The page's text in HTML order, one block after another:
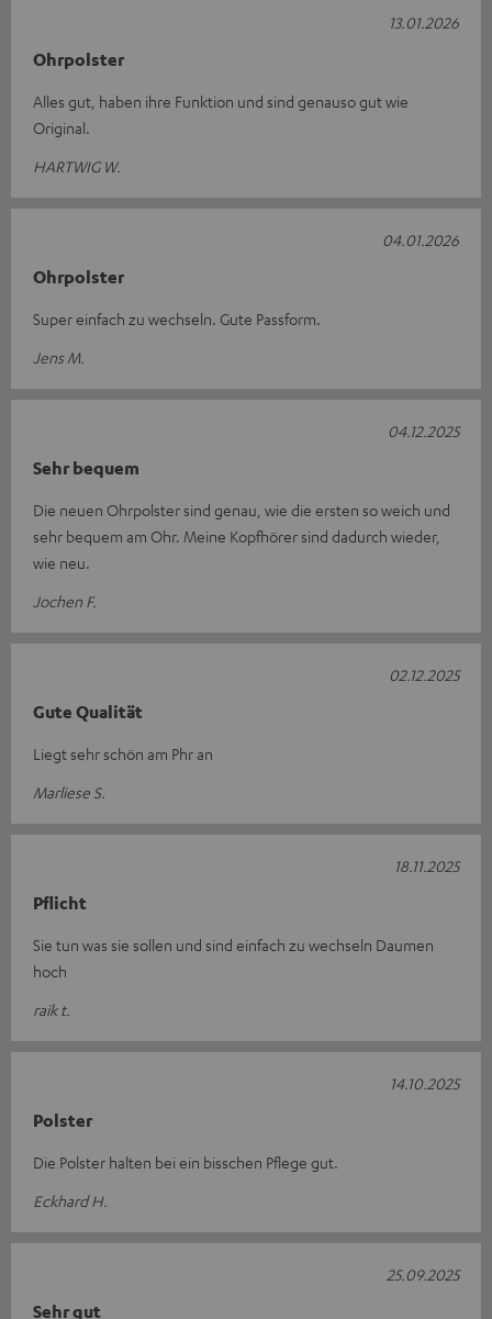
Ohrpolster
Alles gut, haben ihre Funktion und sind genauso gut wie
Original.
HARTWIG W.
13.01.2026
Ohrpolster
Super einfach zu wechseln. Gute Passform.
Jens M.
04.01.2026
Sehr bequem
Die neuen Ohrpolster sind genau, wie die ersten so weich und
sehr bequem am Ohr. Meine Kopfhörer sind dadurch wieder,
wie neu.
Jochen F.
04.12.2025
Gute Qualität
Liegt sehr schön am Phr an
Marliese S.
02.12.2025
Pflicht
Sie tun was sie sollen und sind einfach zu wechseln Daumen
hoch
raik t.
18.11.2025
Polster
Die Polster halten bei ein bisschen Pflege gut.
Eckhard H.
14.10.2025
Sehr gut
25.09.2025